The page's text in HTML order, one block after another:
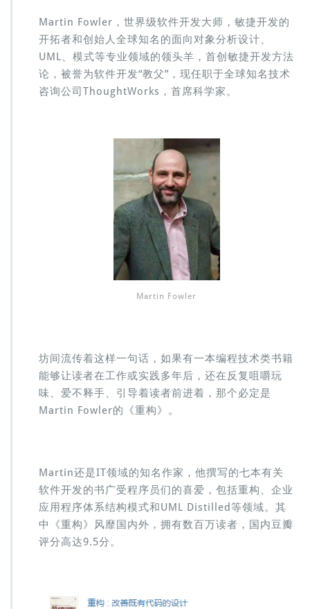
模
式，
重
塑
开
发
Martin Fowler，世界级软件开发大师，敏捷开发的
开拓者和创始人全球知名的面向对象分析设计、
UML、模式等专业领域的领头羊，首创敏捷开发方法
论，被誉为软件开发“教父”，现任职于全球知名技术
咨询公司ThoughtWorks，首席科学家。
Martin Fowler
坊间流传着这样一句话，如果有一本编程技术类书籍
能够让读者在工作或实践多年后，还在反复咀嚼玩
味、爱不释手、引导着读者前进着，那个必定是
Martin Fowler的《重构》。
Martin还是IT领域的知名作家，他撰写的七本有关
软件开发的书广受程序员们的喜爱，包括重构、企业
应用程序体系结构模式和UML Distilled等领域。其
中《重构》风靡国内外，拥有数百万读者，国内豆瓣
评分高达9.5分。